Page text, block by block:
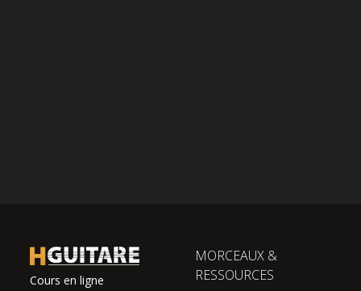
Cours en ligne
MORCEAUX &
RESSOURCES